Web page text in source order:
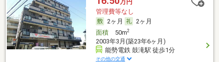
万円
管理費等なし
2ヶ月
2ヶ月
面積50m2
2003年3月(築23年6ヶ月)
能勢電鉄 鼓滝駅 徒歩1分
その他の交通